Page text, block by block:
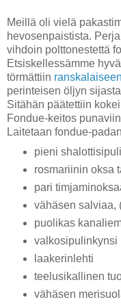
Meillä oli vielä
hevosenpaistista.
vihdoin polttonestettä
Etsiskellessämme
törmättiin
perinteisen öljyn
Sitähän päätettiin
Fondue-keitos
Laitetaan fondue-
pieni
rosmariinin oksa
pari
vähäsen salviaa,
puolikas
valkosipulinkynsi
laakerinlehti
teelusikallinen
vähäsen